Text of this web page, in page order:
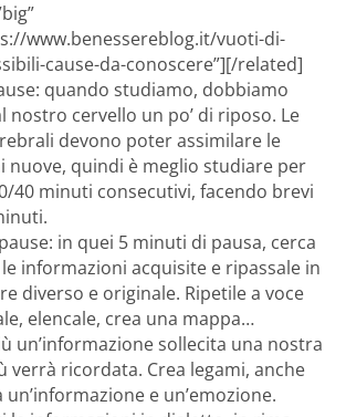
www.benessereblog.it/vuoti-di-
cause-da-conoscere”][/related]
quando studiamo, dobbiamo
nostro cervello un po’ di riposo. Le
devono poter assimilare le
nuove, quindi è meglio studiare per
40 minuti consecutivi, facendo brevi
in quei 5 minuti di pausa, cerca
informazioni acquisite e ripassale in
diverso e originale. Ripetile a voce
elencale, crea una mappa…
un’informazione sollecita una nostra
verrà ricordata. Crea legami, anche
e un’emozione.